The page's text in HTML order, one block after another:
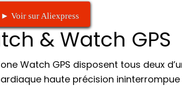
► Voir sur Aliexpress
& Watch GPS
Watch GPS disposent tous deux
haute précision